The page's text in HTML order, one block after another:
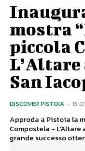
mostra
piccola
San
DISCOVER PISTOIA - 15
Approda a Pistoia la
Compostela -
grande successo